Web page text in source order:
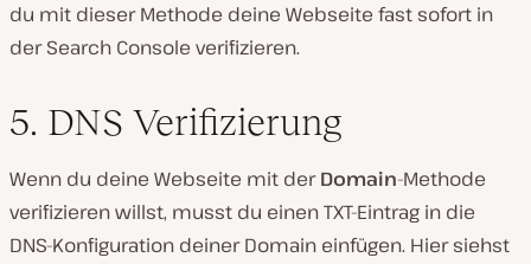
du mit dieser Methode deine Webseite fast sofort in
der Search Console verifizieren.
5. DNS Verifizierung
Wenn du deine Webseite mit derDomain-Methode
verifizieren willst, musst du einen TXT-Eintrag in die
DNS-Konfiguration deiner Domain einfügen. Hier siehst